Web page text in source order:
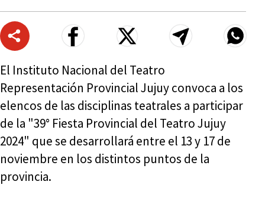
El Instituto Nacional del Teatro
Representación Provincial Jujuy convoca a los
elencos de las disciplinas teatrales a participar
de la "39° Fiesta Provincial del Teatro Jujuy
2024" que se desarrollará entre el 13 y 17 de
noviembre en los distintos puntos de la
provincia.